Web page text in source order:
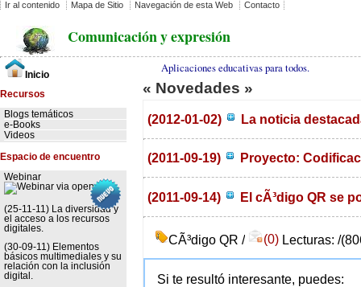
Ir al contenido Mapa de Sitio Navegación de esta Web Contacto
Comunicación y expresión
Aplicaciones educativas para todos.
Inicio
Recursos
Blogs temáticos
e-Books
Videos
Espacio de encuentro
Webinar
(25-11-11) La diversidad y
el acceso a los recursos
digitales.
(30-09-11) Elementos
básicos multimediales y su
relación con la inclusión
digital.
« Novedades »
(2012-01-02) La noticia
(2011-09-19) Proyecto:
(2011-09-14) El cÃ³digo QR se
CÃ³digo QR / (0) Lecturas: /
Si te resultó interesante, puedes: